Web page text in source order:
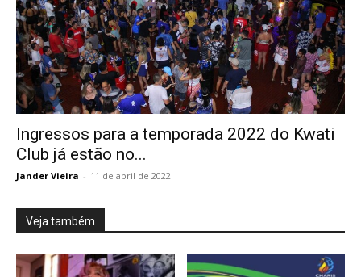
Ingressos para a temporada 2022 do Kwati
Club já estão no...
Jander Vieira - 11 de abril de 2022
Veja também